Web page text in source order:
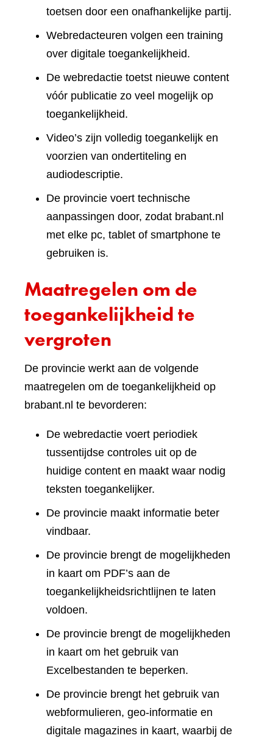
toetsen door een onafhankelijke partij.
Webredacteuren volgen een training
over digitale toegankelijkheid.
De webredactie toetst nieuwe content
vóór publicatie zo veel mogelijk op
toegankelijkheid.
Video’s zijn volledig toegankelijk en
voorzien van ondertiteling en
audiodescriptie.
De provincie voert technische
aanpassingen door, zodat brabant.nl
met elke pc, tablet of smartphone te
gebruiken is.
Maatregelen om de
toegankelijkheid te
vergroten
De provincie werkt aan de volgende
maatregelen om de toegankelijkheid op
brabant.nl te bevorderen:
De webredactie voert periodiek
tussentijdse controles uit op de
huidige content en maakt waar nodig
teksten toegankelijker.
De provincie maakt informatie beter
vindbaar.
De provincie brengt de mogelijkheden
in kaart om PDF’s aan de
toegankelijkheidsrichtlijnen te laten
voldoen.
De provincie brengt de mogelijkheden
in kaart om het gebruik van
Excelbestanden te beperken.
De provincie brengt het gebruik van
webformulieren, geo-informatie en
digitale magazines in kaart, waarbij de